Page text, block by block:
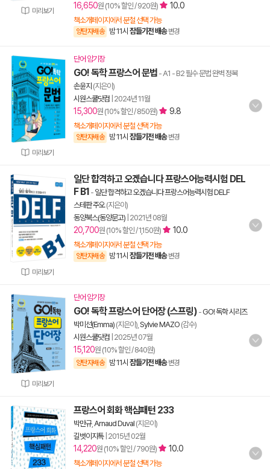
미리보기
16,650원 (10% 할인 / 920원) 10.0
책소개페이지에서 분철 선택 가능
양탄자배송 밤 11시 잠들기전 배송 변경
미리보기
단어 암기장
GO! 독학 프랑스어 문법 - A1 - B2 필수 문법 완벽 정복
손윤지 (지은이)
시원스쿨닷컴 2024년 11월
15,300원 (10% 할인 / 850원) 9.8
책소개페이지에서 분철 선택 가능
양탄자배송 밤 11시 잠들기전 배송 변경
미리보기
일단 합격하고 오겠습니다 프랑스어능력시험 DEL
F B1 - 일단 합격하고 오겠습니다 프랑스어능력시험 DELF
스테판 주오(지은이)
동양북스(동양문고) 2021년 08월
20,700원 (10% 할인 / 1,150원) 10.0
책소개페이지에서 분철 선택 가능
양탄자배송 밤 11시 잠들기전 배송 변경
미리보기
단어 암기장
GO! 독학 프랑스어 단어장 (스프링) -GO! 독학 시리즈
박미선(Emma) (지은이), Sylvie MAZO (감수)
시원스쿨닷컴 2025년 07월
15,120원 (10% 할인 / 840원)
양탄자배송 밤 11시 잠들기전 배송 변경
프랑스어 회화 핵심패턴 233
박만규, Arnaud Duval (지은이)
길벗이지톡| 2015년 02월
14,220원 (10% 할인 / 790원) 10.0
책소개페이지에서 분철 선택 가능